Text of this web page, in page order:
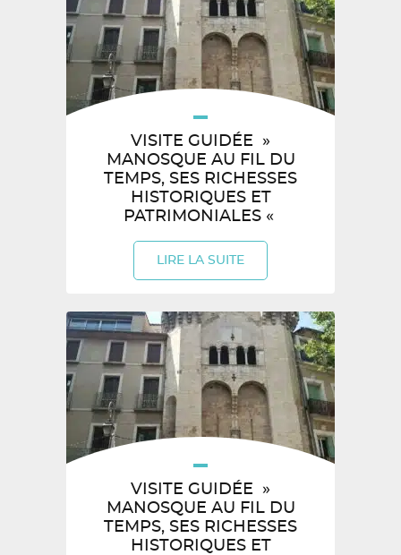
VISITE GUIDÉE »
MANOSQUE AU FIL DU
TEMPS, SES RICHESSES
HISTORIQUES ET
PATRIMONIALES «
LIRE LA SUITE
VISITE GUIDÉE »
MANOSQUE AU FIL DU
TEMPS, SES RICHESSES
HISTORIQUES ET